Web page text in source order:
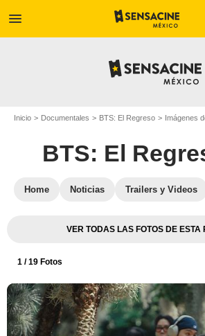
menu
Inicio Documentales BTS: El Regreso Imágenes del
BTS: El
Home Noticias Trailers y Videos
VER TODAS LAS FOTOS DE ESTA
1 / 19 Fotos